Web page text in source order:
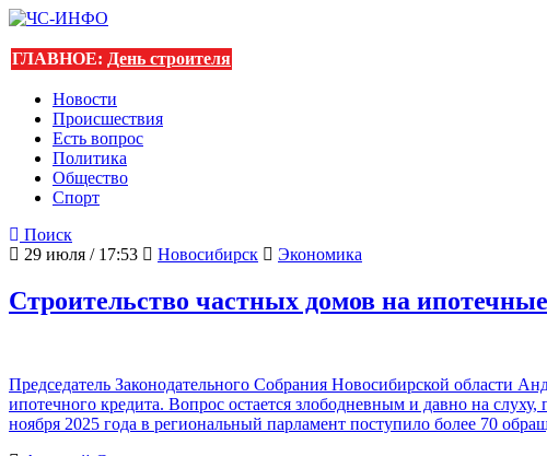
ГЛАВНОЕ: День строителя
Новости
Происшествия
Есть вопрос
Политика
Общество
Спорт
Поиск
29 июля / 17:53
Новосибирск Экономика
Строительство частных домов на
Председатель Законодательного Собрания Новосибирской области
ипотечного кредита. Вопрос остается злободневным и давно на
ноября 2025 года в региональный парламент поступило более 70